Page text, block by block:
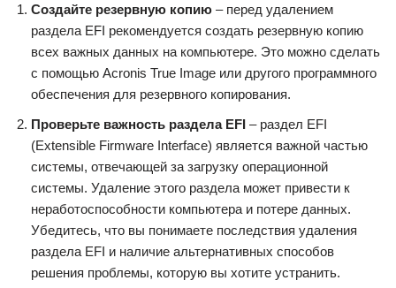
Создайте резервную копию – перед удалением
раздела EFI рекомендуется создать резервную копию
всех важных данных на компьютере. Это можно сделать
с помощью Acronis True Image или другого программного
обеспечения для резервного копирования.
Проверьте важность раздела EFI – раздел EFI
(Extensible Firmware Interface) является важной частью
системы, отвечающей за загрузку операционной
системы. Удаление этого раздела может привести к
неработоспособности компьютера и потере данных.
Убедитесь, что вы понимаете последствия удаления
раздела EFI и наличие альтернативных способов
решения проблемы, которую вы хотите устранить.